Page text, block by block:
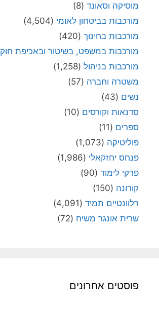
מוסיקה וסאונד (8)
מורכבות בביטחון לאומי (4,504)
מורכבות בחינוך (420)
מורכבות במשפט, בשיטור ובאכיפת חוק
מורכבות בניהול (1,258)
משטרה וחברה (57)
נשים (43)
סדנאות וקורסים (10)
ספרים (11)
פוליטיקה (1,073)
פנחס יחזקאלי (1,986)
פרקי לימוד (90)
קורונה (150)
רלוונטיים תמיד (4,091)
שרית אונגר משיח (72)
פוסטים אחרונים